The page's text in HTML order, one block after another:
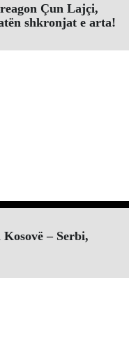
Çun Lajçi,
shkronjat e arta!￼
– Serbi,